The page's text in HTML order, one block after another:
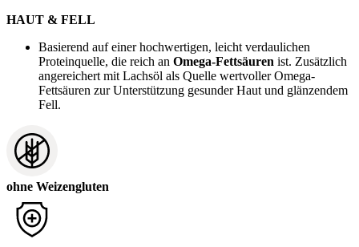
HAUT & FELL
Basierend auf einer hochwertigen, leicht verdaulichen
Proteinquelle, die reich an Omega-Fettsäuren ist. Zusätzlich
angereichert mit Lachsöl als Quelle wertvoller Omega-
Fettsäuren zur Unterstützung gesunder Haut und glänzendem
Fell.
ohne Weizengluten